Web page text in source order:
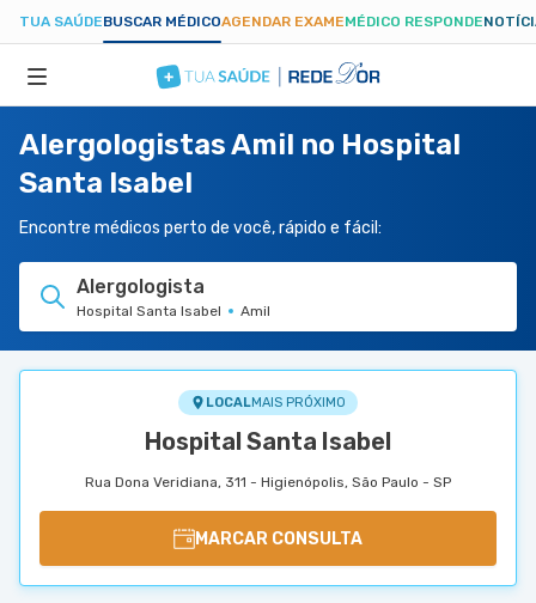
TUA SAÚDEBUSCAR MÉDICOAGENDAR EXAMEMÉDICO RESPONDE
ESPECIALIDADES
HOSPITAIS
TUASAUDE.COM
Alergologistas Amil no Hospital
Santa Isabel
Encontre médicos perto de você, rápido e fácil:
Alergologista
Hospital Santa Isabel Amil
LOCALMAIS PRÓXIMO
Hospital Santa Isabel
Rua Dona Veridiana, 311 - Higienópolis, São Paulo - SP
MARCAR CONSULTA